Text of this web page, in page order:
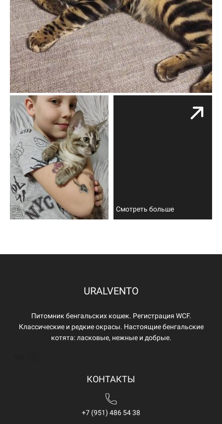
Смотреть больше
URALVENTO
Питомник бенгальских кошек. Регистрация WCF.
Классические и редкие окрасы. Настоящие бенгальские
котята: ласковые, нежные и добрые.
КОНТАКТЫ
+7 (951) 486 54 38